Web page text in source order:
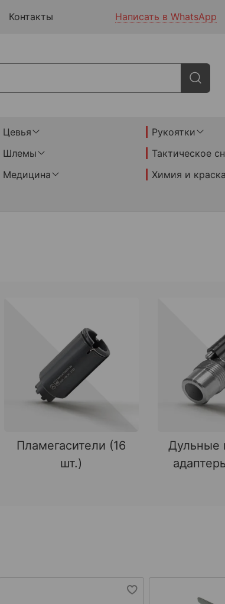
Контакты Написать в WhatsApp
Цевья Рукоятки
Шлемы Тактическое
Медицина Химия и краска
Пламегасители (16
шт.)
Дульные